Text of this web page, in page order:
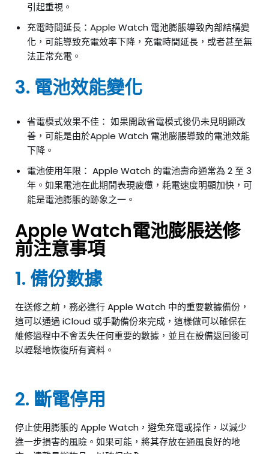
引起重視。
充電時間延長：Apple Watch 電池膨脹導致內部結構變
化，可能導致充電效率下降，充電時間延長，或者甚至無
法正常充電。
3. 電池效能變化
省電模式效果不佳： 如果開啟省電模式後仍未見明顯改
善，可能是由於Apple Watch 電池膨脹導致的電池效能
下降。
電池使用年限： Apple Watch 的電池壽命通常為 2 至 3
年。如果電池在此期間表現疲憊，耗電速度明顯加快，可
能是電池膨脹的跡象之一。
Apple Watch電池膨脹送修
前注意事項
1. 備份數據
在送修之前，務必進行 Apple Watch 中的重要數據備份，
這可以通過 iCloud 或手動備份來完成，這樣做可以確保在
維修過程中不會丟失任何重要的數據，並且在設備返回後可
以輕鬆地恢復所有資料。
2. 斷電停用
停止使用膨脹的 Apple Watch，避免充電或操作，以減少
進一步損害的風險。如果可能，將其存放在通風良好的地